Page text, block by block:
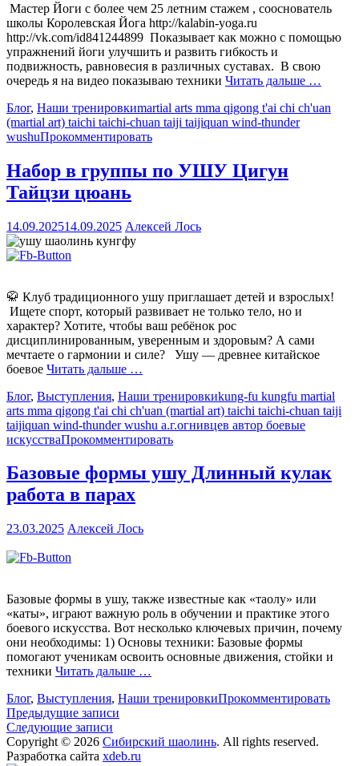
Мастер Йоги с более чем 25 летним стажем , сооснователь
школы Королевская Йога http://kalabin-yoga.ru
http://vk.com/id841244899 Показывает как можно с помощью
упражнений йоги улучшить и развить гибкость и
подвижность, равновесия в различных суставах. В свою
очередь я на видео показываю техники Читать дальше …
Блог, Наши тренировкиmartial arts mma qigong t'ai chi ch'uan
(martial art) taichi taichi-chuan taiji taijiquan wind-thunder
wushuПрокомментировать
Набор в группы по УШУ Цигун
Тайцзи цюань
14.09.202514.09.2025 Алексей Лось
🥋 Клуб традиционного ушу приглашает детей и взрослых!
Ищете спорт, который развивает не только тело, но и
характер? Хотите, чтобы ваш ребёнок рос
дисциплинированным, уверенным и здоровым? А сами
мечтаете о гармонии и силе? Ушу — древнее китайское
боевое Читать дальше …
Блог, Выступления, Наши тренировкиkung-fu kungfu martial
arts mma qigong t'ai chi ch'uan (martial art) taichi taichi-chuan taiji
taijiquan wind-thunder wushu а.г.огнивцев автор боевые
искусстваПрокомментировать
Базовые формы ушу Длинный кулак
работа в парах
23.03.2025 Алексей Лось
Базовые формы в ушу, также известные как «таолу» или
«каты», играют важную роль в обучении и практике этого
боевого искусства. Вот несколько ключевых причин, почему
они необходимы: 1) Основы техники: Базовые формы
помогают ученикам освоить основные движения, стойки и
техники Читать дальше …
Блог, Выступления, Наши тренировкиПрокомментировать
Навигация
по
записям
Предыдущие записи
Следующие записи
Copyright © 2026 Сибирский шаолинь. All rights reserved.
Разработка сайта xdeb.ru